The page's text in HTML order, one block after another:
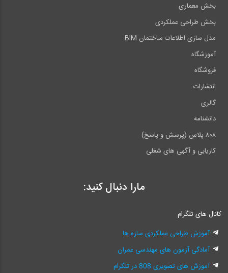
بخش معماری
بخش طراحی عملکردی
مدل سازی اطلاعات ساختمان BIM
آموزشگاه
فروشگاه
انتشارات
گالری
دانشنامه
۸۰۸ پلاس (پرسش و پاسخ)
کاریابی و آگهی های شغلی
مارا دنبال کنید:
کانال های تلگرام
آموزش طراحی عملکردی سازه ها
آمادگی آزمون های مهندسی عمران
آموزش های تصویری 808 در تلگرام